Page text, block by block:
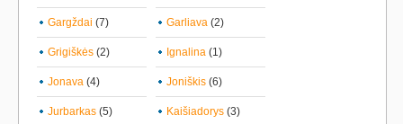
Gargždai (7) Garliava (2)
Grigiškės (2) Ignalina (1)
Jonava (4) Joniškis (6)
Jurbarkas (5) Kaišiadorys (3)